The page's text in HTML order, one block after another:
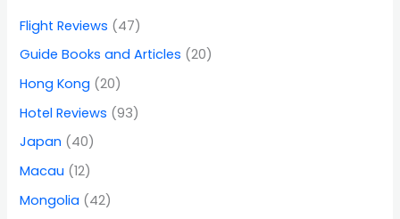
Flight Reviews (47)
Guide Books and Articles (20)
Hong Kong (20)
Hotel Reviews (93)
Japan (40)
Macau (12)
Mongolia (42)